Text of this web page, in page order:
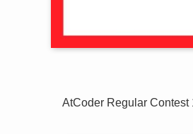
AtCoder Regular Contest